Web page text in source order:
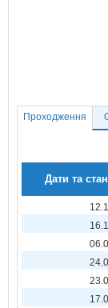
Проходження
Дати та